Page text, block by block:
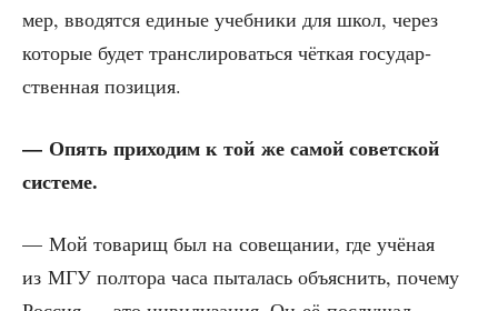
мер, вво­дят­ся еди­ные учеб­ни­ки для школ, через
кото­рые будет транс­ли­ро­вать­ся чёт­кая госу­дар­
ствен­ная позиция.
— Опять при­хо­дим к той же самой совет­ской
системе.
— Мой това­рищ был на сове­ща­нии, где учё­ная
из МГУ пол­то­ра часа пыта­лась объ­яс­нить, поче­му